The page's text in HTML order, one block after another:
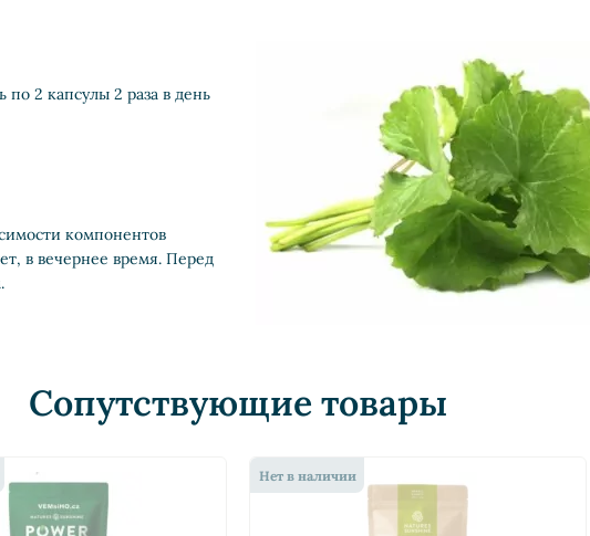
2 капсулы 2 раза в день
компонентов
в вечернее время. Перед
Сопутствующие товары
Нет в наличии